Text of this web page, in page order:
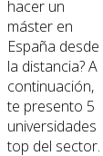
hacer un
máster en
España desde
la distancia? A
continuación,
te presento 5
universidades
top del sector.